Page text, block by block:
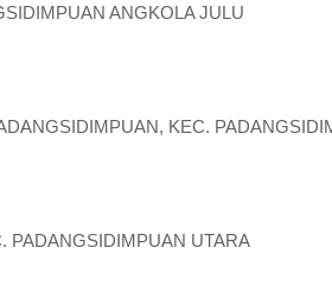
ANGKOLA JULU
KEC.
PADANGSIDIMPUAN UTARA